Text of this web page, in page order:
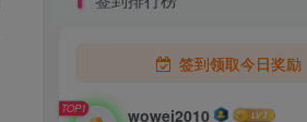
签到领取今日奖励
TOP1 wowei2010